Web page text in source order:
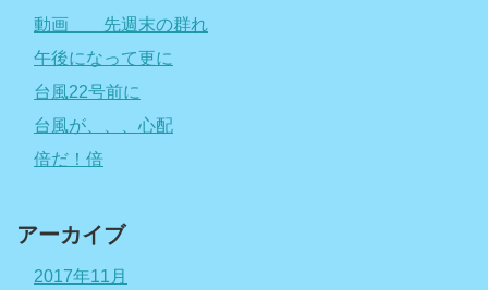
動画 先週末の群れ
午後になって更に
台風22号前に
台風が、、、心配
倍だ！倍
アーカイブ
2017年11月